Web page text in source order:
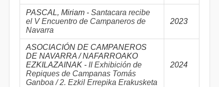
PASCAL, Miriam - Santacara recibe
el V Encuentro de Campaneros de
Navarra
2023
ASOCIACIÓN DE CAMPANEROS
DE NAVARRA / NAFARROAKO
EZKILAZAINAK - II Exhibición de
Repiques de Campanas Tomás
Ganboa / 2. Ezkil Errepika Erakusketa
2024